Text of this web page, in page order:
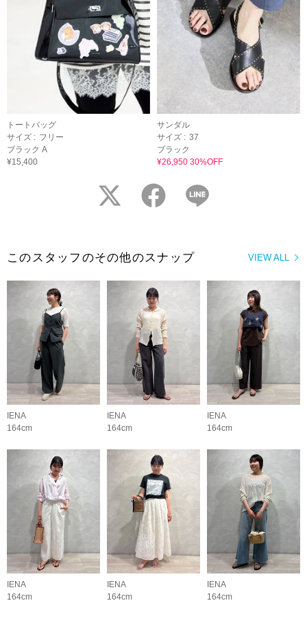
トートバッグ
サイズ : フリー
ブラック A
¥15,400
サンダル
サイズ : 37
ブラック
¥26,950 30%OFF
twitter facebook
VIEW ALL
このスタッフのその他のスナップ
IENA
164cm
IENA
164cm
IENA
164cm
IENA
164cm
IENA
164cm
IENA
164cm